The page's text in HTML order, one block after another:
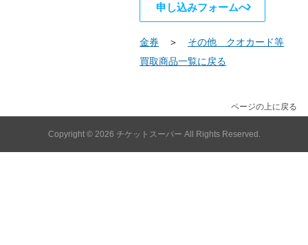
申し込みフォームへ
金券 ＞ その他 クオカード等
買取商品一覧に戻る
ページの上に戻る
Copyright © 2026 チケットスーパー All Rights Reserved.